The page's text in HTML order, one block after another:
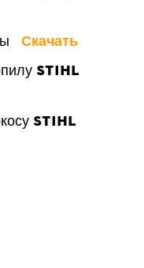
Скачать
STIHL
STIHL